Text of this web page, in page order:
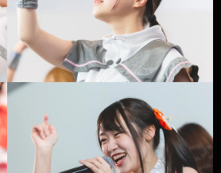
Teamくれれっ娘！
ICE☆PASTEL
ex.フルーティー♡
ex.Cradle